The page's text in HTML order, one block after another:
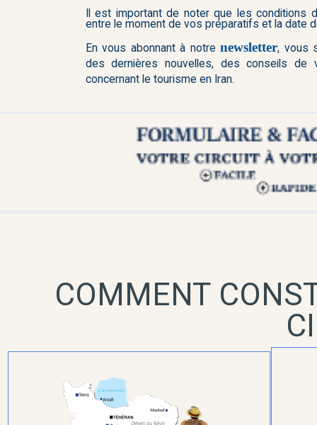
Il est important de noter que les conditions
entre le moment de vos préparatifs et la date
En vous abonnant à notrenewsletter, vous
des dernières nouvelles, des conseils de
concernant le tourisme en Iran.
COMMENT